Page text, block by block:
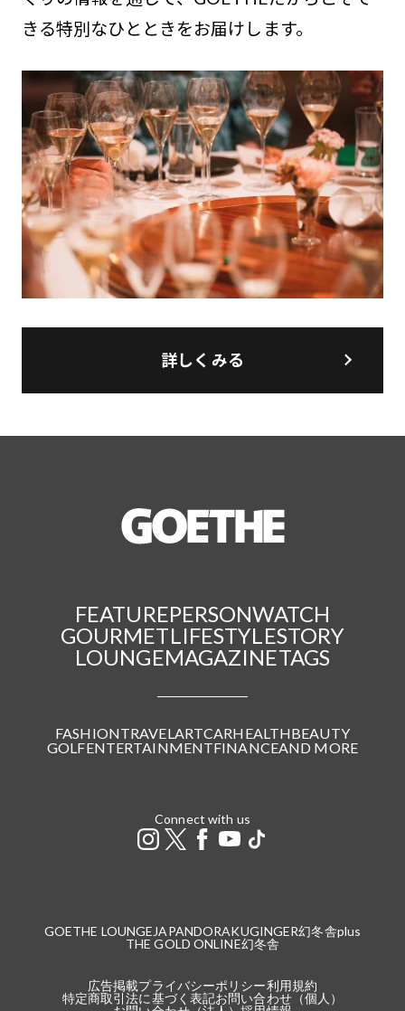
きる特別なひとときをお届けします。
詳しくみる
FEATUREPERSONWATCH
GOURMETLIFESTYLESTORY
LOUNGEMAGAZINETAGS
FASHIONTRAVELARTCARHEALTHBEAUTY
GOLFENTERTAINMENTFINANCEAND MORE
Connect with us
GOETHE LOUNGEJAPANDORAKUGINGER幻冬舎plus
THE GOLD ONLINE幻冬舎
広告掲載プライバシーポリシー利用規約
特定商取引法に基づく表記お問い合わせ（個人）